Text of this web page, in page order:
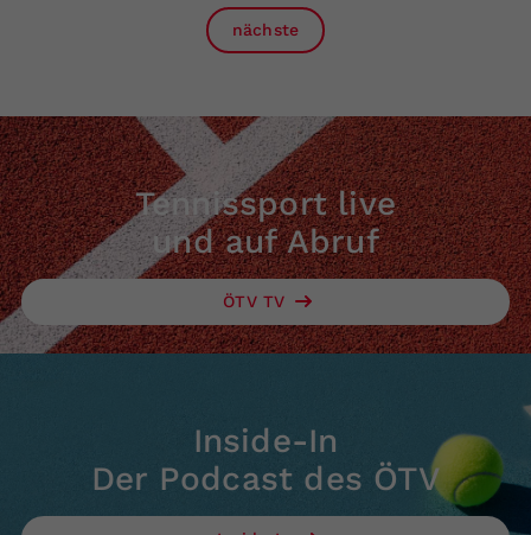
nächste
Tennissport live
und auf Abruf
ÖTV TV
Inside-In
Der Podcast des ÖTV